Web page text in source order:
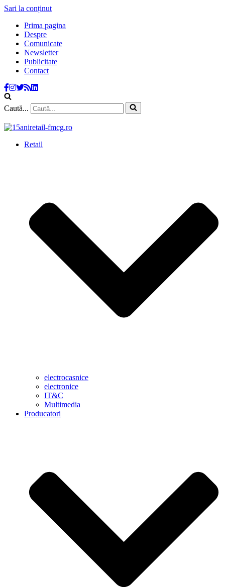
Sari la conținut
Prima pagina
Despre
Comunicate
Newsletter
Publicitate
Contact
Caută...
Retail
electrocasnice
electronice
IT&C
Multimedia
Producatori